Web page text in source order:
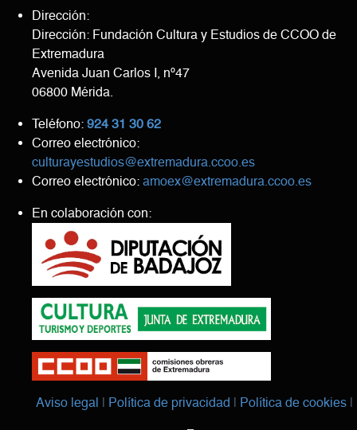
Dirección:
Dirección: Fundación Cultura y Estudios de CCOO de
Extremadura
Avenida Juan Carlos I, nº47
06800 Mérida.
Teléfono: 924 31 30 62
Correo electrónico:
culturayestudios@extremadura.ccoo.es
Correo electrónico: amoex@extremadura.ccoo.es
En colaboración con:
Aviso legal Política de privacidad Política de cookies